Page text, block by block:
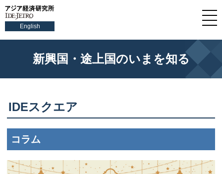
English
新興国・途上国のいまを知る
IDEスクエア
コラム